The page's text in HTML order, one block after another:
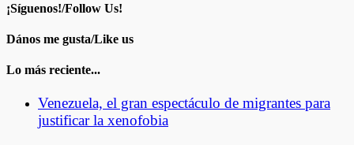
¡Síguenos!/Follow Us!
Dános me gusta/Like us
Lo más reciente...
Venezuela, el gran espectáculo de migrantes para
justificar la xenofobia